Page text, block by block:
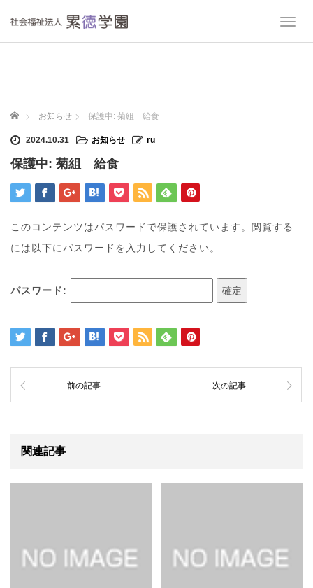
T
n
ホーム お知らせ 保護中: 菊組 給食
2024.10.31 お知らせ ru
保護中: 菊組 給食
このコンテンツはパスワードで保護されています。閲覧する
には以下にパスワードを入力してください。
パスワード:
前の記事 次の記事
関連記事